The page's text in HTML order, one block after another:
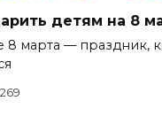
детям на 8
8 марта — праздник,
269